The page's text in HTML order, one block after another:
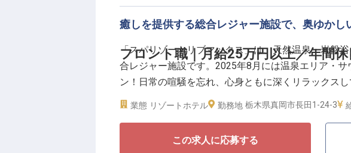
フロント職｜月給25万円以上／年間
癒しを提供する総合レジャー施設で、奥ゆかし
「スパリゾートリブマックス」は、天然温泉・岩盤
合レジャー施設です。2025年8月には温泉エリア・
ン！日常の喧騒を忘れ、心身ともに深くリラックス
空間を一緒に提供しませんか？
★寮費全額会社負担！U・Iターン歓迎
業態 リゾートホテル 勤務地 栃木県真岡市長田1-24-3
この求人に応募する